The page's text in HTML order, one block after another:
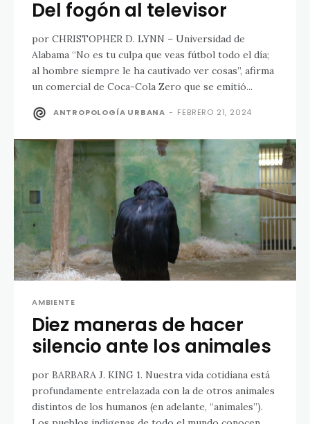
Del fogón al televisor
por CHRISTOPHER D. LYNN – Universidad de
Alabama “No es tu culpa que veas fútbol todo el día;
al hombre siempre le ha cautivado ver cosas”, afirma
un comercial de Coca-Cola Zero que se emitió...
ANTROPOLOGÍA URBANA - FEBRERO 21, 2024
AMBIENTE
Diez maneras de hacer
silencio ante los animales
por BARBARA J. KING 1. Nuestra vida cotidiana está
profundamente entrelazada con la de otros animales
distintos de los humanos (en adelante, “animales”).